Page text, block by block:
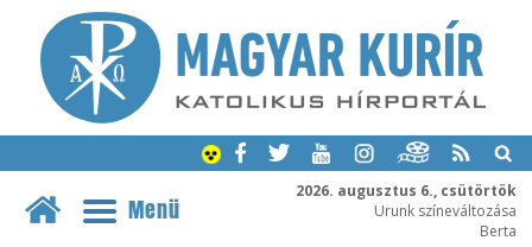
2026. augusztus 6., csütörtök
Urunk színeváltozása
Berta
Menü